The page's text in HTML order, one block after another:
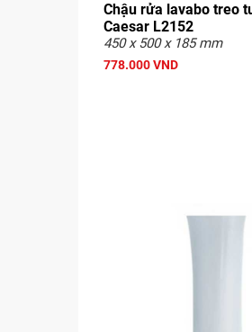
Chậu rửa lavabo treo
Caesar L2152
450 x 500 x 185 mm
778.000 VND